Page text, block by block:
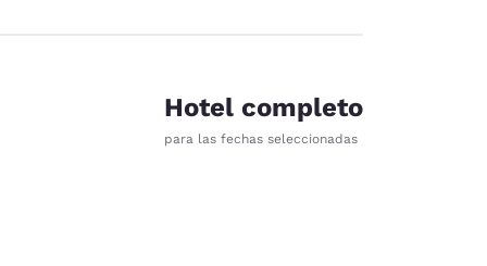
Hotel completo
para las fechas seleccionadas